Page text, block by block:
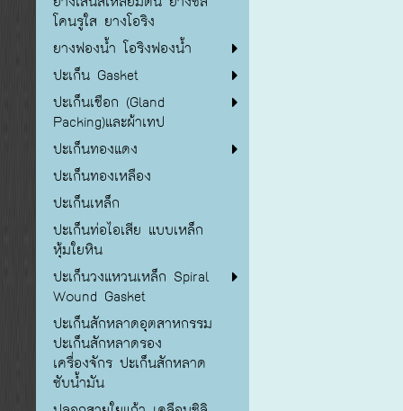
โคนรูใส ยางโอริง
ยางฟองน้ำ โอริงฟองน้ำ
ปะเก็น Gasket
ปะเก็นเชือก (Gland
Packing)และผ้าเทป
ปะเก็นทองแดง
ปะเก็นทองเหลือง
ปะเก็นเหล็ก
ปะเก็นท่อไอเสีย แบบเหล็ก
หุ้มใยหิน
ปะเก็นวงแหวนเหล็ก Spiral
Wound Gasket
ปะเก็นสักหลาดอุตสาหกรรม
ปะเก็นสักหลาดรอง
เครื่องจักร ปะเก็นสักหลาด
ซับน้ำมัน